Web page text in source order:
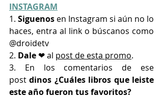
INSTAGRAM
1. Siguenos en Instagram si aún no lo
haces, entra al link o búscanos como
@droidetv
2. Dale ❤ al post de esta promo.
3. En los comentarios de ese
post dinos ¿Cuáles libros que leiste
este año fueron tus favoritos?